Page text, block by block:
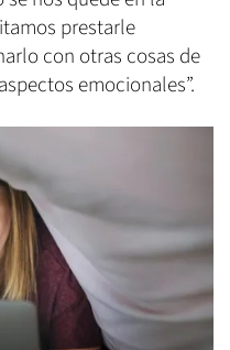
prestarle
con otras cosas de
emocionales”.